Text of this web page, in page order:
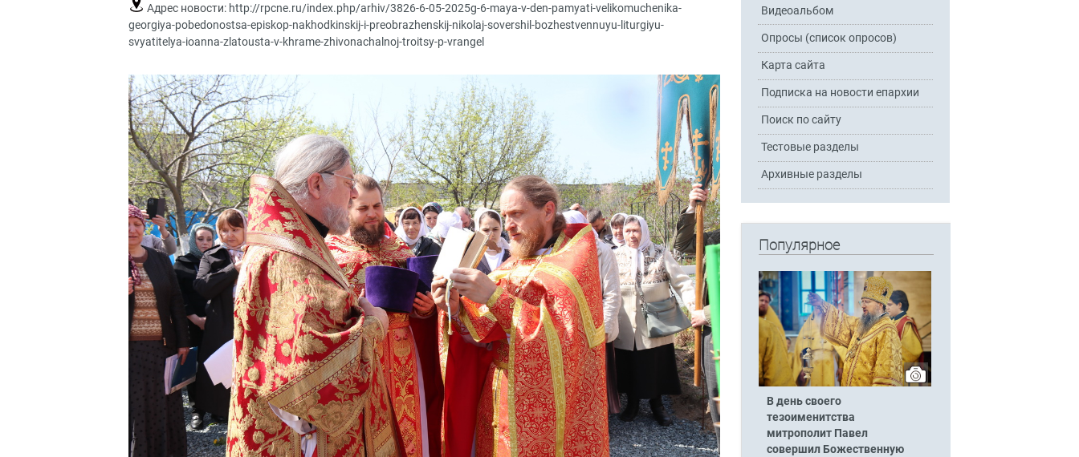
Адрес новости: http://rpcne.ru/index.php/arhiv/3826-6-05-2025g-6-maya-v-den-pamyati-velikomuchenika-
georgiya-pobedonostsa-episkop-nakhodkinskij-i-preobrazhenskij-nikolaj-sovershil-bozhestvennuyu-liturgiyu-
svyatitelya-ioanna-zlatousta-v-khrame-zhivonachalnoj-troitsy-p-vrangel
Видеоальбом
Опросы (список опросов)
Карта сайта
Подписка на новости епархии
Поиск по сайту
Тестовые разделы
Архивные разделы
Популярное
В день своего
тезоименитства
митрополит Павел
совершил Божественную